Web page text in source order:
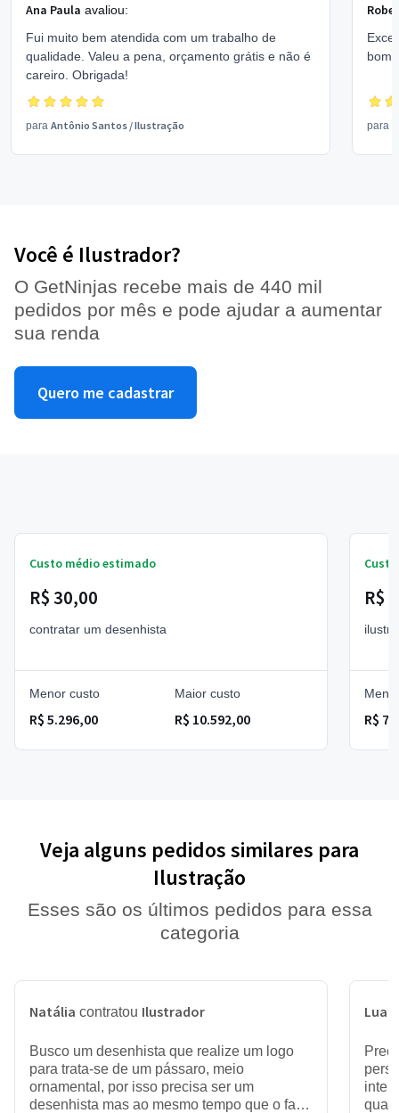
Ana Paula avaliou:
Fui muito bem atendida com um trabalho de
qualidade. Valeu a pena, orçamento grátis e não é
careiro. Obrigada!
para Antônio Santos /Ilustração
bom
para
Você é Ilustrador?
O GetNinjas recebe mais de 440 mil
pedidos por mês e pode ajudar a aumentar
sua renda
Quero me cadastrar
Custo médio estimado
R$ 30,00
contratar um desenhista
Menor custo
R$ 5.296,00
Maior custo
R$ 10.592,00
R$
R$
Veja alguns pedidos similares para
Ilustração
Esses são os últimos pedidos para essa
categoria
Natália contratou Ilustrador
Busco um desenhista que realize um logo
para trata-se de um pássaro, meio
ornamental, por isso precisa ser um
desenhista mas ao mesmo tempo que o faça